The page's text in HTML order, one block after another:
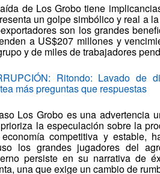
de Los Grobo tiene
un golpe simbólico y real a
son los grandes
a US$207 millones y
y de miles de trabajadores
Ritondo: Lavado de
más preguntas que respuestas
Los Grobo es una advertencia
la especulación sobre la
competitiva y estable,
los grandes jugadores del
persiste en su narrativa de
una que exige un cambio de